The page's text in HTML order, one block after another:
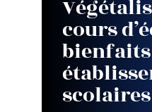
cours
scolaires